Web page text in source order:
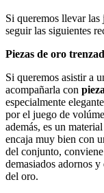
Si queremos llevar las
seguir las siguientes
Piezas de oro
Si queremos asistir a
acompañarla con
especialmente
por el juego de
además, es un
encaja muy bien con
del conjunto,
demasiados adornos
del oro.